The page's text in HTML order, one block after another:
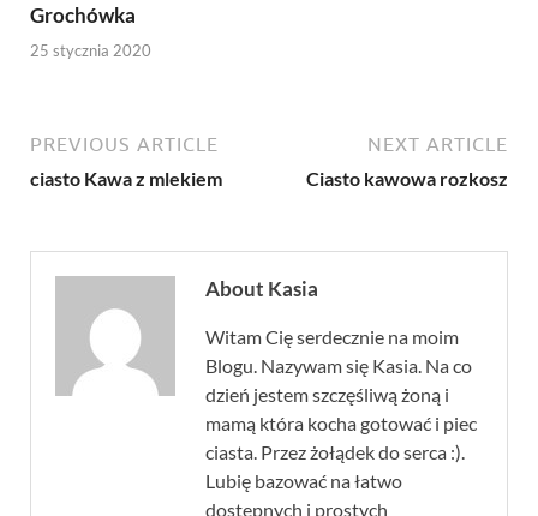
Grochówka
25 stycznia 2020
PREVIOUS ARTICLE
ciasto Kawa z mlekiem
NEXT ARTICLE
Ciasto kawowa rozkosz
About Kasia
Witam Cię serdecznie na moim
Blogu. Nazywam się Kasia. Na co
dzień jestem szczęśliwą żoną i
mamą która kocha gotować i piec
ciasta. Przez żołądek do serca :).
Lubię bazować na łatwo
dostępnych i prostych